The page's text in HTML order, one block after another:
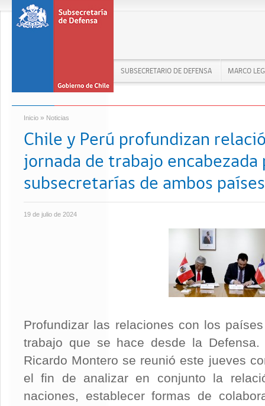
SUBSECRETARIO DE DEFENSA MARCO
Inicio » Noticias
Chile y Perú profundizan
jornada de trabajo encabezada
subsecretarías de ambos países
19 de julio de 2024
Profundizar las relaciones con los
trabajo que se hace desde la
Ricardo Montero se reunió este jueves
el fin de analizar en conjunto la
naciones, establecer formas de